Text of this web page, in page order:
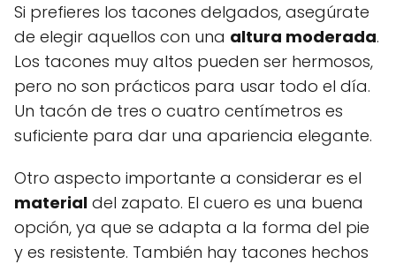
Si prefieres los tacones delgados, asegúrate
de elegir aquellos con una altura moderada.
Los tacones muy altos pueden ser hermosos,
pero no son prácticos para usar todo el día.
Un tacón de tres o cuatro centímetros es
suficiente para dar una apariencia elegante.
Otro aspecto importante a considerar es el
material del zapato. El cuero es una buena
opción, ya que se adapta a la forma del pie
y es resistente. También hay tacones hechos